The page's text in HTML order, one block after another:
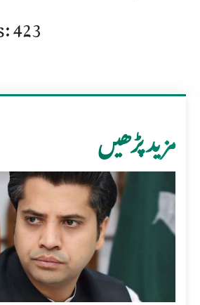
423
مزید پڑھیں